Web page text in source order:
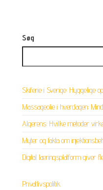
Søg
Skiferie i Sverige: Hyggelige
Massageolie i hverdagen:
Algerens: Hvilke metoder
Myter og fakta om
Digital læringsplatform giver
Privatlivspolitik